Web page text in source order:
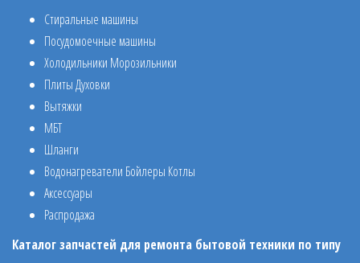
Стиральные машины
Посудомоечные машины
Холодильники Морозильники
Плиты Духовки
Вытяжки
МБТ
Шланги
Водонагреватели Бойлеры Котлы
Аксессуары
Распродажа
Каталог запчастей для ремонта бытовой техники по типу